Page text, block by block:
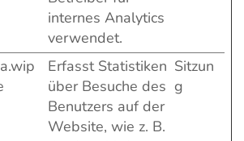
internes Analytics
verwendet.
Erfasst Statistiken
über Besuche des
Benutzers auf der
Website, wie z. B.
Sitzun
g